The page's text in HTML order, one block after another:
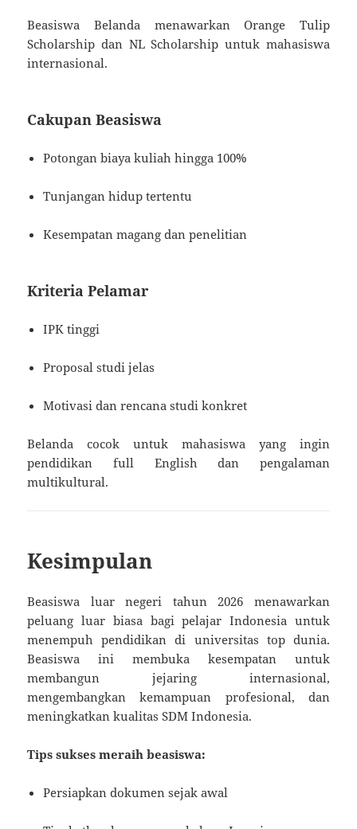
Beasiswa Belanda menawarkan Orange Tulip
Scholarship dan NL Scholarship untuk mahasiswa
internasional.
Cakupan Beasiswa
Potongan biaya kuliah hingga 100%
Tunjangan hidup tertentu
Kesempatan magang dan penelitian
Kriteria Pelamar
IPK tinggi
Proposal studi jelas
Motivasi dan rencana studi konkret
Belanda cocok untuk mahasiswa yang ingin
pendidikan full English dan pengalaman
multikultural.
Kesimpulan
Beasiswa luar negeri tahun 2026 menawarkan
peluang luar biasa bagi pelajar Indonesia untuk
menempuh pendidikan di universitas top dunia.
Beasiswa ini membuka kesempatan untuk
membangun jejaring internasional,
mengembangkan kemampuan profesional, dan
meningkatkan kualitas SDM Indonesia.
Tips sukses meraih beasiswa:
Persiapkan dokumen sejak awal